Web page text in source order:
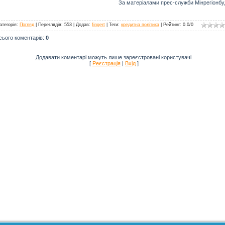
За матеріалами прес-служби
: Погляд Переглядів: 553 | Додав: fingert Теги: кредитна політика Рейтинг: 0.0/0
коментарів: 0
Додавати коментарі можуть лише зареєстровані користувачі.
[ Реєстрація | Вхід ]